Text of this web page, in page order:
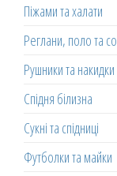
Піжами та халати
Реглани, поло та
Рушники та накидки
Спідня білизна
Сукні та спідниці
Футболки та майки